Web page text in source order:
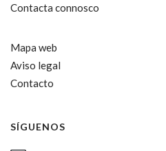
Contacta connosco
Mapa web
Aviso legal
Contacto
SÍGUENOS